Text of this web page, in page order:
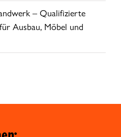
– Qualifizierte
Ausbau, Möbel und